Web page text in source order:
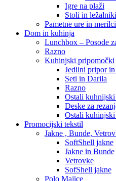
Igre na plaži
Stoli in ležalniki
Pametne ure in merilci
Dom in kuhinja
Lunchbox – Posode
Razno
Kuhinjski pripomočki
Jedilni pripor
Seti in Darila
Razno
Ostali
Deske za
Ostali
Promocijski tekstil
Jakne , Bunde,
SoftShell jakne
Jakne in Bunde
Vetrovke
SofShell jakne
Polo Majice